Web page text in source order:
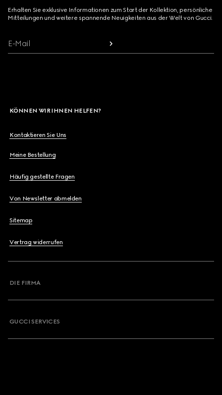
Erhalten Sie exklusive Informationen zum Start der Kollektion, persönliche
Mitteilungen und weitere spannende Neuigkeiten aus der Welt von Gucci.
E-Mail
KÖNNEN WIR IHNEN HELFEN?
Kontaktieren Sie Uns
Meine Bestellung
Häufig gestellte Fragen
Von Newsletter abmelden
Sitemap
Vertrag widerrufen
DIE FIRMA
GUCCI SERVICES